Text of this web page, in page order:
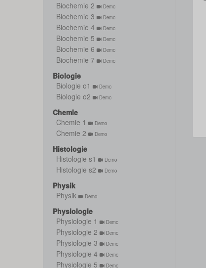
Biochemie 2 Demo
Biochemie 3 Demo
Biochemie 4 Demo
Biochemie 5 Demo
Biochemie 6 Demo
Biochemie 7 Demo
Biologie
Biologie o1
Demo
Biologie o2 Demo
Chemie
Chemie 1
Demo
Chemie 2 Demo
Histologie
Histologie s1
Demo
Histologie s2 Demo
Physik
Physik
Demo
Physiologie
Physiologie 1
Demo
Physiologie 2 Demo
Physiologie 3 Demo
Physiologie 4 Demo
Physiologie 5 Demo